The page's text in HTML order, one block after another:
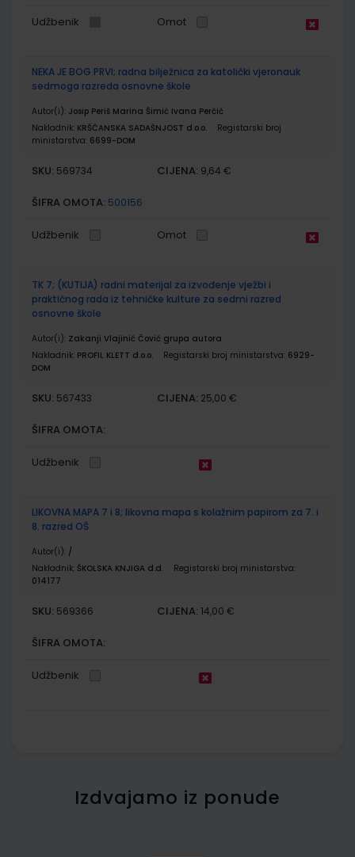
Udžbenik Omot
NEKA JE BOG PRVI; radna bilježnica za katolički vjeronauk
sedmoga razreda osnovne škole
Autor(i): Josip Periš Marina Šimić Ivana Perčić
Nakladnik: KRŠĆANSKA SADAŠNJOST d.o.o.
Registarski broj
ministarstva: 6699-DOM
SKU: 569734 CIJENA: 9,64 €
ŠIFRA OMOTA: 500156
Udžbenik Omot
TK 7; (KUTIJA) radni materijal za izvođenje vježbi i
praktičnog rada iz tehničke kulture za sedmi razred
osnovne škole
Autor(i): Zakanji Vlajinić Čović grupa autora
Nakladnik: PROFIL KLETT d.o.o. Registarski broj ministarstva: 6929-
DOM
SKU: 567433 CIJENA: 25,00 €
ŠIFRA OMOTA:
Udžbenik
LIKOVNA MAPA 7 i 8; likovna mapa s kolažnim papirom za 7. i
8. razred OŠ
Autor(i): /
Nakladnik: ŠKOLSKA KNJIGA d.d.
Registarski broj ministarstva:
014177
SKU: 569366 CIJENA: 14,00 €
ŠIFRA OMOTA:
Udžbenik
Izdvajamo iz ponude